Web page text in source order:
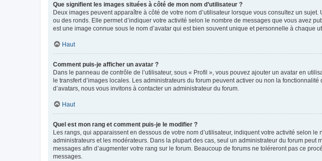
Que signifient les images situées à côté de mon nom d’utilisateur ?
Deux images peuvent apparaître à côté de votre nom d’utilisateur lorsque vous consultez un
ou des ronds. Elle permet d’indiquer votre activité selon le nombre de messages que vous avez
est une image connue sous le nom d’avatar qui est bien souvent unique et personnelle à chaque
Haut
Comment puis-je afficher un avatar ?
Dans le panneau de contrôle de l’utilisateur, sous « Profil », vous pouvez ajouter un avatar en
le transfert d’images locales. Les administrateurs du forum peuvent activer ou non la
d’avatars, nous vous invitons à contacter un administrateur du forum.
Haut
Quel est mon rang et comment puis-je le modifier ?
Les rangs, qui apparaissent en dessous de votre nom d’utilisateur, indiquent votre activité selon
administrateurs et les modérateurs. Dans la plupart des cas, seul un administrateur du forum
messages afin d’augmenter votre rang sur le forum. Beaucoup de forums ne toléreront pas ce
messages.